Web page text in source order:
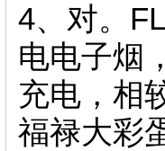
4、对。
电电子烟
充电，相
福禄大彩